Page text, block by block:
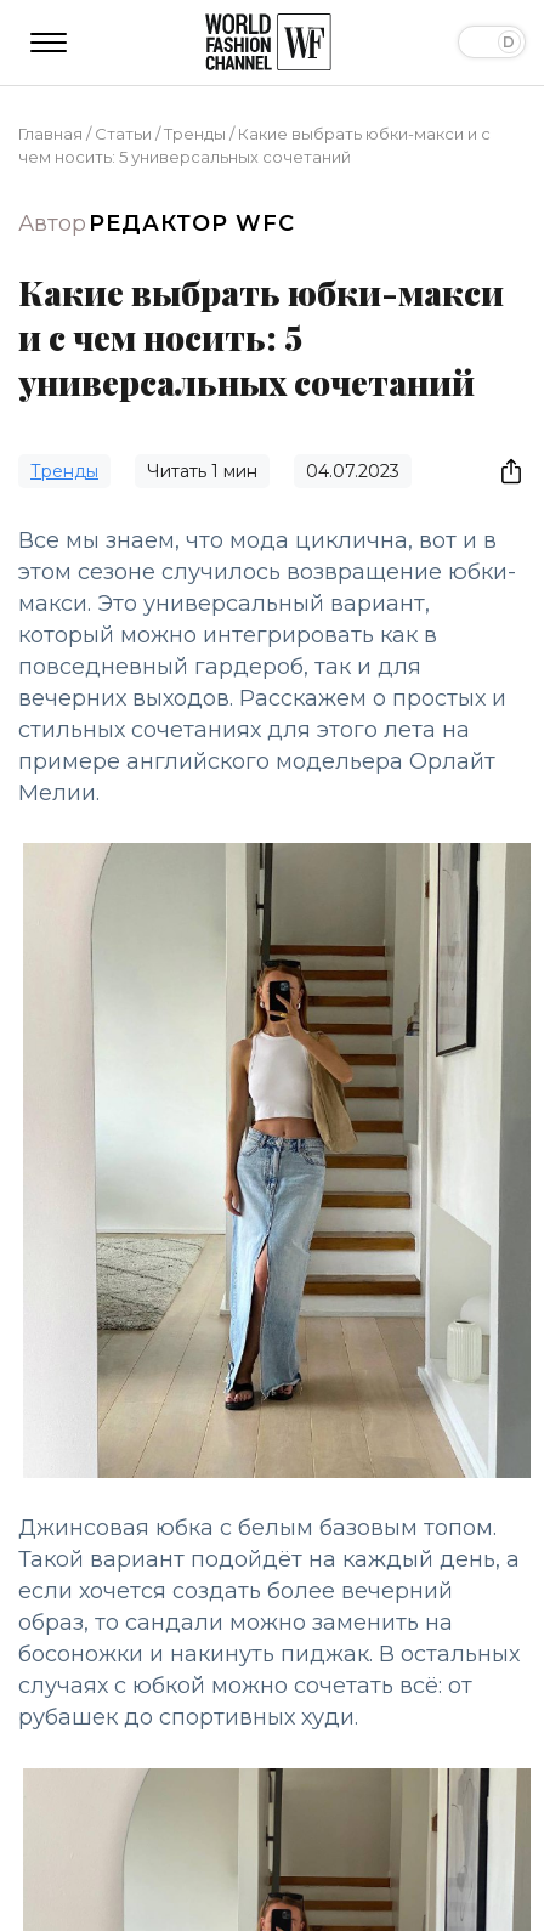
Главная /Статьи /Тренды /Какие выбрать юбки-макси и с
чем носить: 5 универсальных сочетаний
Автор РЕДАКТОР WFC
Какие выбрать юбки-макси
и с чем носить: 5
универсальных сочетаний
Тренды Читать 1 мин 04.07.2023
Все мы знаем, что мода циклична, вот и в
этом сезоне случилось возвращение юбки-
макси. Это универсальный вариант,
который можно интегрировать как в
повседневный гардероб, так и для
вечерних выходов. Расскажем о простых и
стильных сочетаниях для этого лета на
примере английского модельера Орлайт
Мелии.
Джинсовая юбка с белым базовым топом.
Такой вариант подойдёт на каждый день, а
если хочется создать более вечерний
образ, то сандали можно заменить на
босоножки и накинуть пиджак. В остальных
случаях с юбкой можно сочетать всё: от
рубашек до спортивных худи.